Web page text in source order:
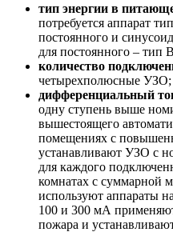
тип энергии в
потребуется аппарат
постоянного и
для постоянного – тип
количество
четырехполюсные УЗО;
дифференциальный
одну ступень выше
вышестоящего
помещениях с
устанавливают УЗО с
для каждого
комнатах с суммарной
используют аппараты
100 и 300 мА
пожара и